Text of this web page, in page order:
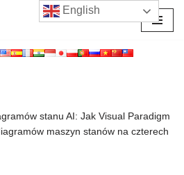
stanu AI: Jak Visual Paradigm
maszyn stanów na czterech
English